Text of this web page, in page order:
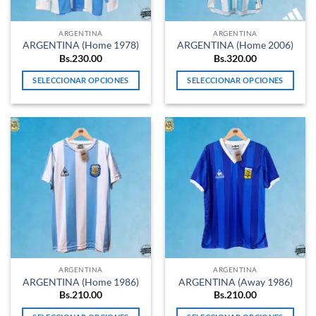
en
la
página
de
en
la
página
de
ARGENTINA
ARGENTINA (Home 1978)
Bs.230.00
SELECCIONAR OPCIONES
tiene
múltiples
variantes.
Las
opciones
pueden
elegir
en
la
página
de
ARGENTINA
ARGENTINA (Home 2006)
Bs.320.00
SELECCIONAR OPCIONES
tiene
múltiples
variantes.
Las
opciones
en
la
página
de
ARGENTINA
ARGENTINA (Home 1986)
Bs.210.00
ARGENTINA
ARGENTINA (Away 1986)
Bs.210.00